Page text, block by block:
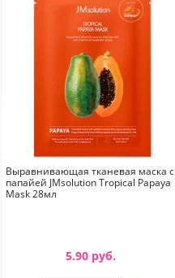
Выравнивающая тканевая маска с
папайей JMsolution Tropical Papaya
Mask 28мл
5.90 руб.